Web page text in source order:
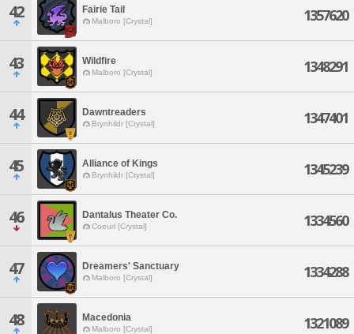
42 Fairie Tail
Malboro [Crystal] 1357620
43 Wildfire
Malboro [Crystal] 1348291
44 Dawntreaders
Brynhildr [Crystal] 1347401
45 Alliance of Kings
Brynhildr [Crystal] 1345239
46 Dantalus Theater Co.
Coeurl [Crystal] 1334560
47 Dreamers' Sanctuary
Malboro [Crystal] 1334288
48 Macedonia
Malboro [Crystal] 1321089